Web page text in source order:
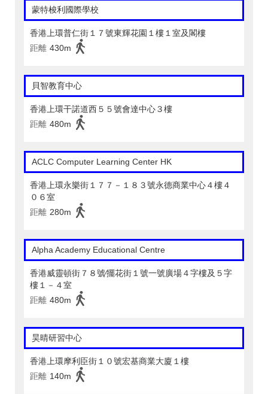
蒙特梭利國際學校
香港上環普仁街１７號東輝花園１樓１室及閣樓
距離 430m
貝智教育中心
香港上環干諾道西５５號會達中心３樓
距離 480m
ACLC Computer Learning Center HK
香港上環永樂街１７７－１８３號永德商業中心４樓４
０６室
距離 280m
Alpha Academy Educational Centre
香港威靈頓街７８號∕擺花街１號一號廣場４字樓及５字
樓１－４室
距離 480m
昊晴研習中心
香港上環摩利臣街１０號宏基商業大廈１樓
距離 140m